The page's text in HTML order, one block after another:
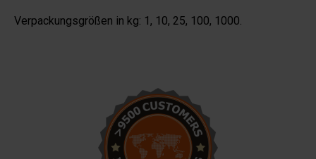
Verpackungsgrößen in kg: 1, 10, 25, 100, 1000.